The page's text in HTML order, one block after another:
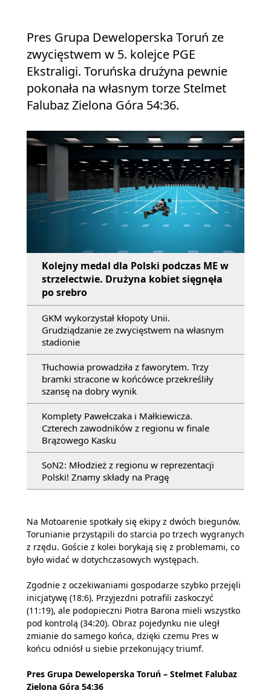
Pres Grupa Deweloperska Toruń ze
zwycięstwem w 5. kolejce PGE
Ekstraligi. Toruńska drużyna pewnie
pokonała na własnym torze Stelmet
Falubaz Zielona Góra 54:36.
Kolejny medal dla Polski podczas ME w
strzelectwie. Drużyna kobiet sięgnęła
po srebro
GKM wykorzystał kłopoty Unii.
Grudziądzanie ze zwycięstwem na własnym
stadionie
Tłuchowia prowadziła z faworytem. Trzy
bramki stracone w końcówce przekreśliły
szansę na dobry wynik
Komplety Pawełczaka i Małkiewicza.
Czterech zawodników z regionu w finale
Brązowego Kasku
SoN2: Młodzież z regionu w reprezentacji
Polski! Znamy składy na Pragę
Na Motoarenie spotkały się ekipy z dwóch biegunów.
Torunianie przystąpili do starcia po trzech wygranych
z rzędu. Goście z kolei borykają się z problemami, co
było widać w dotychczasowych występach.
Zgodnie z oczekiwaniami gospodarze szybko przejęli
inicjatywę (18:6). Przyjezdni potrafili zaskoczyć
(11:19), ale podopieczni Piotra Barona mieli wszystko
pod kontrolą (34:20). Obraz pojedynku nie uległ
zmianie do samego końca, dzięki czemu Pres w
końcu odniósł u siebie przekonujący triumf.
Pres Grupa Deweloperska Toruń – Stelmet Falubaz
Zielona Góra 54:36